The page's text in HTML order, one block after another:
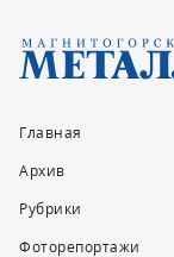
Главная
Архив
Рубрики
Фоторепортажи